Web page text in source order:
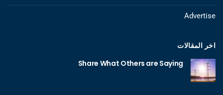
Advertise
اخر المقالات
Share What Others are Saying